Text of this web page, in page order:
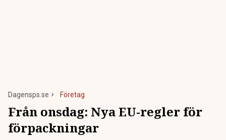
Dagensps.se Företag
Från onsdag: Nya EU-regler för
förpackningar